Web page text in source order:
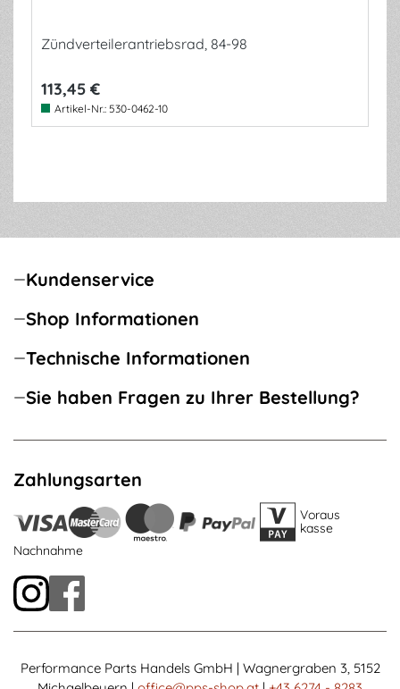
Zündverteilerantriebsrad, 84-98
113,45 €
Artikel-Nr.: 530-0462-10
Kundenservice
Shop Informationen
Technische Informationen
Sie haben Fragen zu Ihrer Bestellung?
Zahlungsarten
Voraus
kasse
Nachnahme
Performance Parts Handels GmbH | Wagnergraben 3, 5152